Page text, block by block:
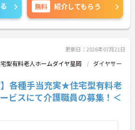
無料 紹介してもらう
更新日：2026年07月21日
型有料老人ホームダイヤ星岡
ダイヤサー
】各種手当充実★住宅型有料老
ビスにて介護職員の募集！＜